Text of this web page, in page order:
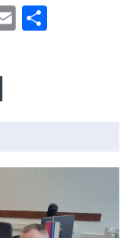
E